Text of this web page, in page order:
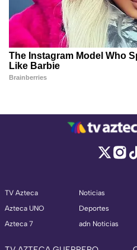
TV Azteca
Azteca UNO
Azteca 7
Noticias
Deportes
adn Noticias